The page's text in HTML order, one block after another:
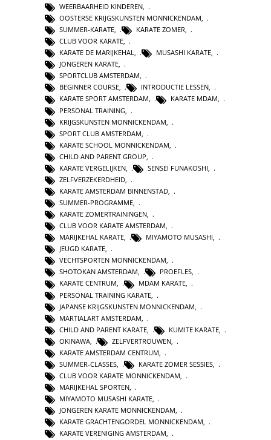
WEERBAARHEID KINDEREN
OOSTERSE KRIJGSKUNSTEN MONNICKENDAM,
SUMMER-KARATE, KARATE ZOMER,
CLUB VOOR KARATE,
KARATE DE MARIJKEHAL, MUSASHI KARATE,
JONGEREN KARATE,
SPORTCLUB AMSTERDAM,
BEGINNER COURSE, INTRODUCTIE LESSEN,
KARATE SPORT AMSTERDAM, KARATE MDAM,
PERSONAL TRAINING
KRIJGSKUNSTEN MONNICKENDAM
SPORT CLUB AMSTERDAM
KARATE SCHOOL MONNICKENDAM
CHILD AND PARENT GROUP
KARATE VERGELIJKEN
SENSEI FUNAKOSHI
ZELFVERZEKERDHEID
KARATE AMSTERDAM BINNENSTAD
SUMMER-PROGRAMME,
KARATE ZOMERTRAININGEN,
CLUB VOOR KARATE AMSTERDAM,
MARIJKEHAL KARATE, MIYAMOTO MUSASHI,
JEUGD KARATE,
VECHTSPORTEN MONNICKENDAM,
SHOTOKAN AMSTERDAM, PROEFLES,
KARATE CENTRUM, MDAM KARATE,
PERSONAL TRAINING KARATE
JAPANSE KRIJGSKUNSTEN MONNICKENDAM
MARTIALART AMSTERDAM
CHILD AND PARENT KARATE
KUMITE KARATE
OKINAWA
ZELFVERTROUWEN
KARATE AMSTERDAM CENTRUM
SUMMER-CLASSES
KARATE ZOMER SESSIES
CLUB VOOR KARATE MONNICKENDAM
MARIJKEHAL SPORTEN,
MIYAMOTO MUSASHI KARATE,
JONGEREN KARATE MONNICKENDAM,
KARATE GRACHTENGORDEL MONNICKENDAM,
KARATE VERENIGING AMSTERDAM,